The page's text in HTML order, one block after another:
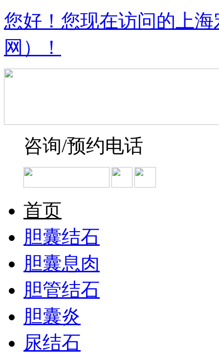
您好！您现在访问的上
网）！
咨询/预约电话
首页
胆囊结石
胆囊息肉
胆管结石
胆囊炎
尿结石